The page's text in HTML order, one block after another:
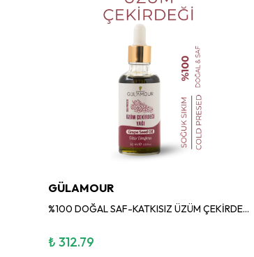
GÜLAMOUR
%100 DOĞAL SAF-KATKISIZ ÜZÜM ÇEKİRDEĞİ YAĞI 50ML
₺ 312.79